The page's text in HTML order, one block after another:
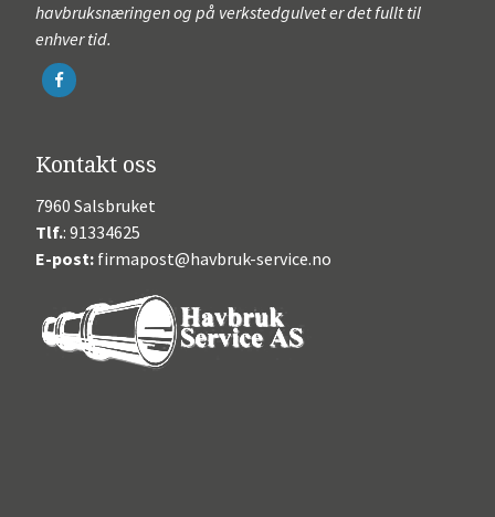
havbruksnæringen og på verkstedgulvet er det fullt til
enhver tid.
Kontakt oss
7960 Salsbruket
Tlf.: 91334625
E-post: firmapost@havbruk-service.no